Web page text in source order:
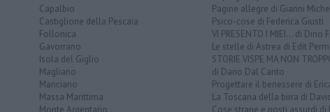
Capalbio
Castiglione della Pescaia
Follonica
Gavorrano
Isola del Giglio
Magliano
Manciano
Massa Marittima
Pagine allegre di Gianni
Psico-cose di Federica Giusti
VI PRESENTO I MIEI... di Dino
Le stelle di Astrea di Edit
STORIE VISPE MA NON
di Dario Dal Canto
Progettare il benessere di
La Toscana della birra di